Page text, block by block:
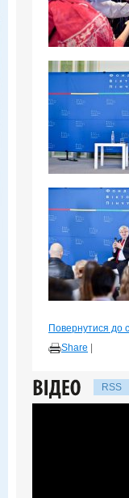
Повернутися до
Share
RSS